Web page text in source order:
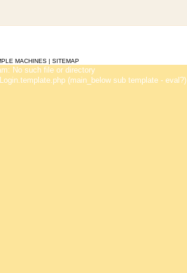
MACHINES | SITEMAP
No such file or directory
(main_below sub template - eval?)